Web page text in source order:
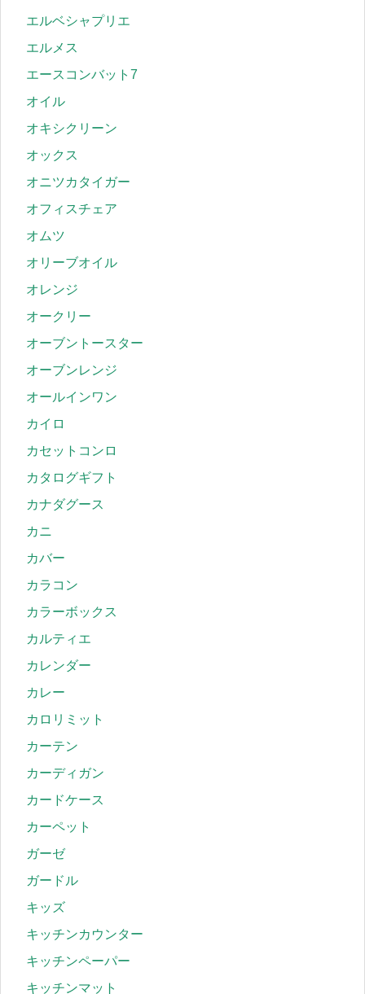
エルベシャプリエ
エルメス
エースコンバット7
オイル
オキシクリーン
オックス
オニツカタイガー
オフィスチェア
オムツ
オリーブオイル
オレンジ
オークリー
オーブントースター
オーブンレンジ
オールインワン
カイロ
カセットコンロ
カタログギフト
カナダグース
カニ
カバー
カラコン
カラーボックス
カルティエ
カレンダー
カレー
カロリミット
カーテン
カーディガン
カードケース
カーペット
ガーゼ
ガードル
キッズ
キッチンカウンター
キッチンペーパー
キッチンマット